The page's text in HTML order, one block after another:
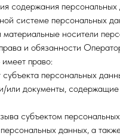
содержания
системе персональных
материальные носители
и обязанности
право:
субъекта персональных
или документы,
субъектом
данных, а